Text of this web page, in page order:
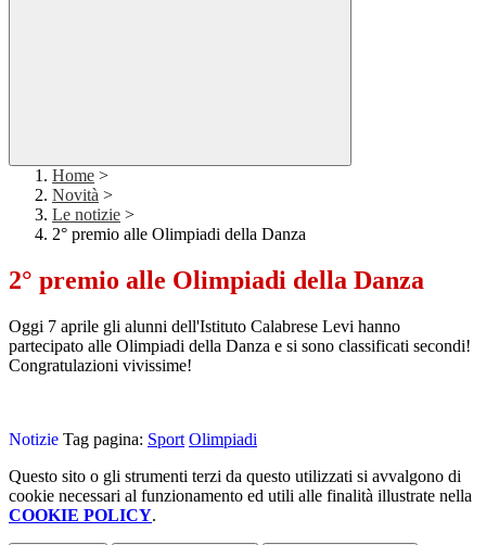
Home >
Novità >
Le notizie >
2° premio alle Olimpiadi della Danza
2° premio alle Olimpiadi della Danza
Oggi 7 aprile gli alunni dell'Istituto Calabrese Levi hanno
partecipato alle Olimpiadi della Danza e si sono classificati secondi!
Congratulazioni vivissime!
Notizie Tag pagina: Sport Olimpiadi
Questo sito o gli strumenti terzi da questo utilizzati si avvalgono di
cookie necessari al funzionamento ed utili alle finalità illustrate nella
COOKIE POLICY.